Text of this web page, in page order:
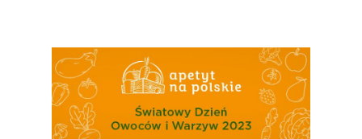
Jedz Owoce I
Nich Największa
Skrywa!